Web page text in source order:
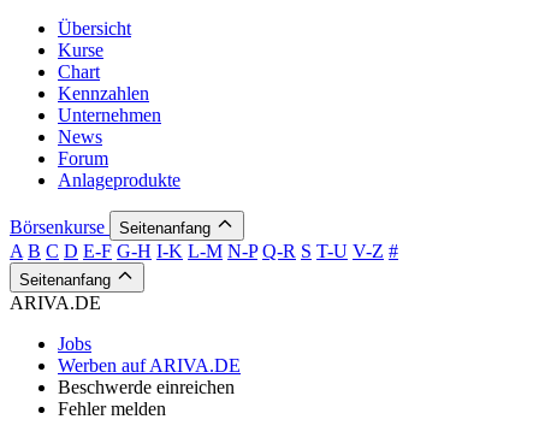
Übersicht
Kurse
Chart
Kennzahlen
Unternehmen
News
Forum
Anlageprodukte
Börsenkurse Seitenanfang
A B C D E-F G-H I-K L-M N-P Q-R S T-U V-Z #
Seitenanfang
ARIVA.DE
Jobs
Werben auf ARIVA.DE
Beschwerde einreichen
Fehler melden